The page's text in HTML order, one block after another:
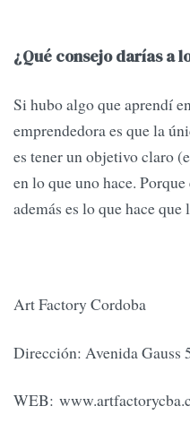
¿Qué consejo darías a
Si hubo algo que aprendí
emprendedora es que la
es tener un objetivo claro
en lo que uno hace.
además es lo que hace
Art Factory Cordoba
Dirección: Avenida Gauss
WEB: